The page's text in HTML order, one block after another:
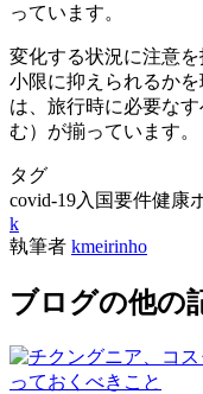
っています。
変化する状況に注意
小限に抑えられるか
は、旅行時に必要な
む）が揃っています。
タグ
covid-19入国要件健康
k
執筆者 kmeirinho
ブログの他の